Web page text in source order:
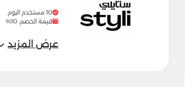
10 مستخدم اليوم
قيمة الخصم: 10%
عرض المزيد